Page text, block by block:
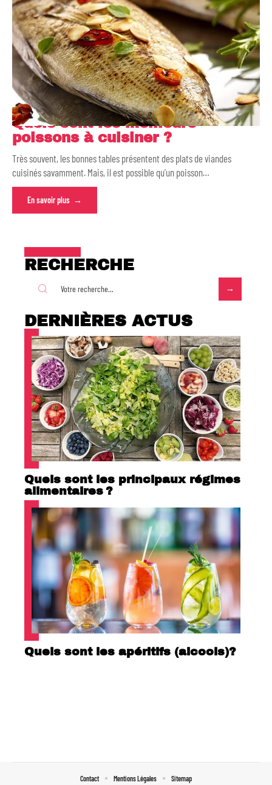
Quels sont les meilleurs
poissons à cuisiner ?
Très souvent, les bonnes tables présentent des plats de viandes
cuisinés savamment. Mais, il est possible qu’un poisson…
En savoir plus
RECHERCHE
DERNIÈRES ACTUS
Quels sont les principaux régimes
alimentaires ?
Quels sont les apéritifs (alcools)?
Contact Mentions Légales Sitemap